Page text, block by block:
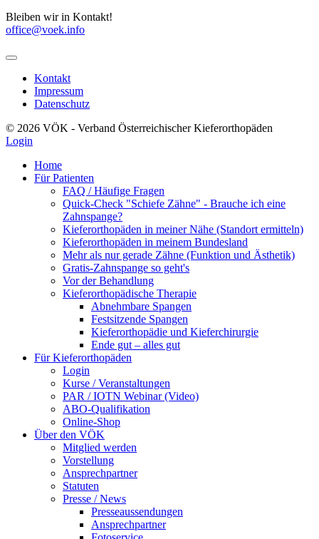
Bleiben wir in Kontakt!
office@voek.info
Kontakt
Impressum
Datenschutz
© 2026 VÖK - Verband Österreichischer Kieferorthopäden
Login
Home
Für Patienten
FAQ / Häufige Fragen
Quick-Check "Schiefe Zähne" - Brauche ich eine
Zahnspange?
Kieferorthopäden in meiner Nähe (Standort ermitteln)
Kieferorthopäden in meinem Bundesland
Mehr als nur gerade Zähne (Funktion und Ästhetik)
Gratis-Zahnspange so geht's
Vor der Behandlung
Kieferorthopädische Therapie
Abnehmbare Spangen
Festsitzende Spangen
Kieferorthopädie und Kieferchirurgie
Ende gut – alles gut
Für Kieferorthopäden
Login
Kurse / Veranstaltungen
PAR / IOTN Webinar (Video)
ABO-Qualifikation
Online-Shop
Über den VÖK
Mitglied werden
Vorstellung
Ansprechpartner
Statuten
Presse / News
Presseaussendungen
Ansprechpartner